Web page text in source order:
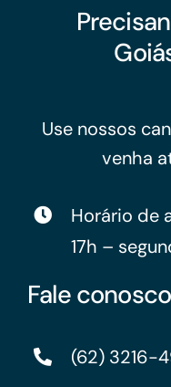
Use nossos
venha
Horário de
17h –
Fale
(62) 3216-